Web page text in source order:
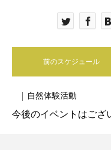
前のスケジュール
| 自然体験活動
今後のイベントはござ